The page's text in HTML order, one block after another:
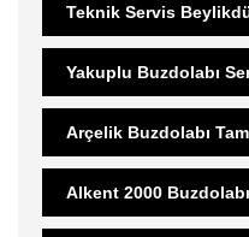
Teknik Servis
Yakuplu Buzdolabı
Arçelik Buzdolabı
Alkent 2000